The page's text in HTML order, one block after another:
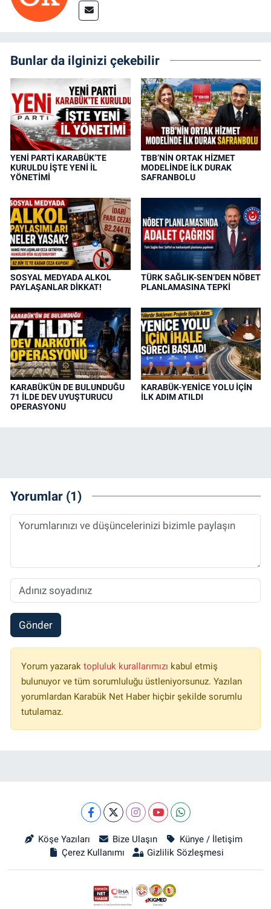
Bunlar da ilginizi çekebilir
YENİ PARTİ KARABÜK’TE
KURULDU İŞTE YENİ İL
YÖNETİMİ
TBB’NİN ORTAK HİZMET
MODELİNDE İLK DURAK
SAFRANBOLU
SOSYAL MEDYADA ALKOL
PAYLAŞANLAR DİKKAT!
TÜRK SAĞLIK-SEN’DEN NÖBET
PLANLAMASINA TEPKİ
KARABÜK'ÜN DE BULUNDUĞU
71 İLDE DEV UYUŞTURUCU
OPERASYONU
KARABÜK-YENİCE YOLU İÇİN
İLK ADIM ATILDI
Yorumlar (1)
Gönder
Yorum yazarak topluluk kurallarımızı kabul etmiş
bulunuyor ve tüm sorumluluğu üstleniyorsunuz. Yazılan
yorumlardan Karabük Net Haber hiçbir şekilde sorumlu
tutulamaz.
Köşe Yazıları Bize Ulaşın
Künye / İletişim
Çerez Kullanımı
Gizlilik Sözleşmesi